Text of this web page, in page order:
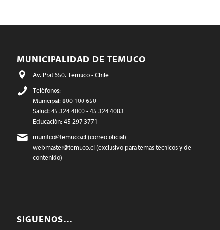
MUNICIPALIDAD DE TEMUCO
Av. Prat 650, Temuco - Chile
Teléfonos:
Municipal: 800 100 650
Salud: 45 324 4000 - 45 324 4083
Educación: 45 297 3771
munitco@temuco.cl(correo oficial)
webmaster@temuco.cl(exclusivo para temas técnicos y de
contenido)
SIGUENOS…